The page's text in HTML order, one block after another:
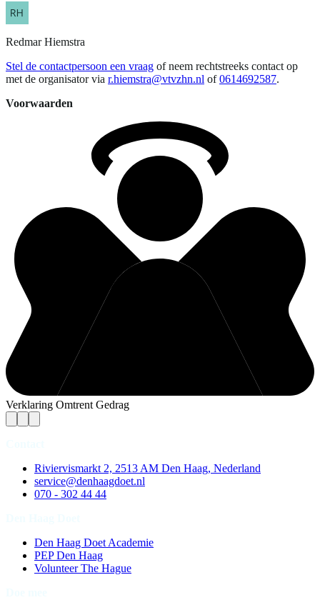
Redmar Hiemstra
Stel de contactpersoon een vraag of neem rechtstreeks contact op
met de organisator via r.hiemstra@vtvzhn.nl of 0614692587.
Voorwaarden
Verklaring Omtrent Gedrag
Riviervismarkt 2, 2513 AM Den Haag, Nederland
service@denhaagdoet.nl
070 - 302 44 44
Den Haag Doet Academie
PEP Den Haag
Volunteer The Hague